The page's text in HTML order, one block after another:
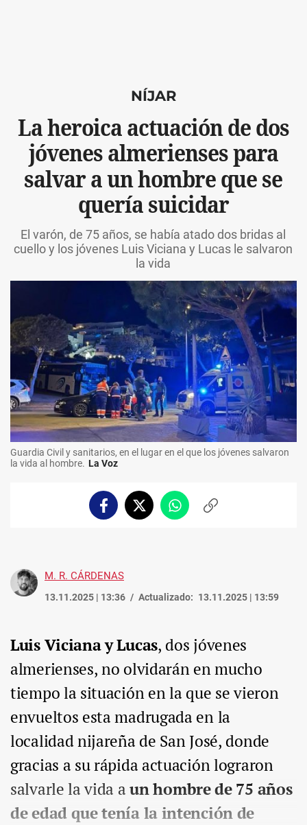
NÍJAR
La heroica actuación de dos
jóvenes almerienses para
salvar a un hombre que se
quería suicidar
El varón, de 75 años, se había atado dos bridas al
cuello y los jóvenes Luis Viciana y Lucas le salvaron
la vida
Guardia Civil y sanitarios, en el lugar en el que los jóvenes salvaron
la vida al hombre. La Voz
FacebookTwitterWhatsappCopiar
M. R. CÁRDENAS
13.11.2025 | 13:36 Actualizado: 13.11.2025 | 13:59
Luis Viciana y Lucas, dos jóvenes
almerienses, no olvidarán en mucho
tiempo la situación en la que se vieron
envueltos esta madrugada en la
localidad nijareña de San José, donde
gracias a su rápida actuación lograron
salvarle la vida aun hombre de 75 años
de edad que tenía la intención de